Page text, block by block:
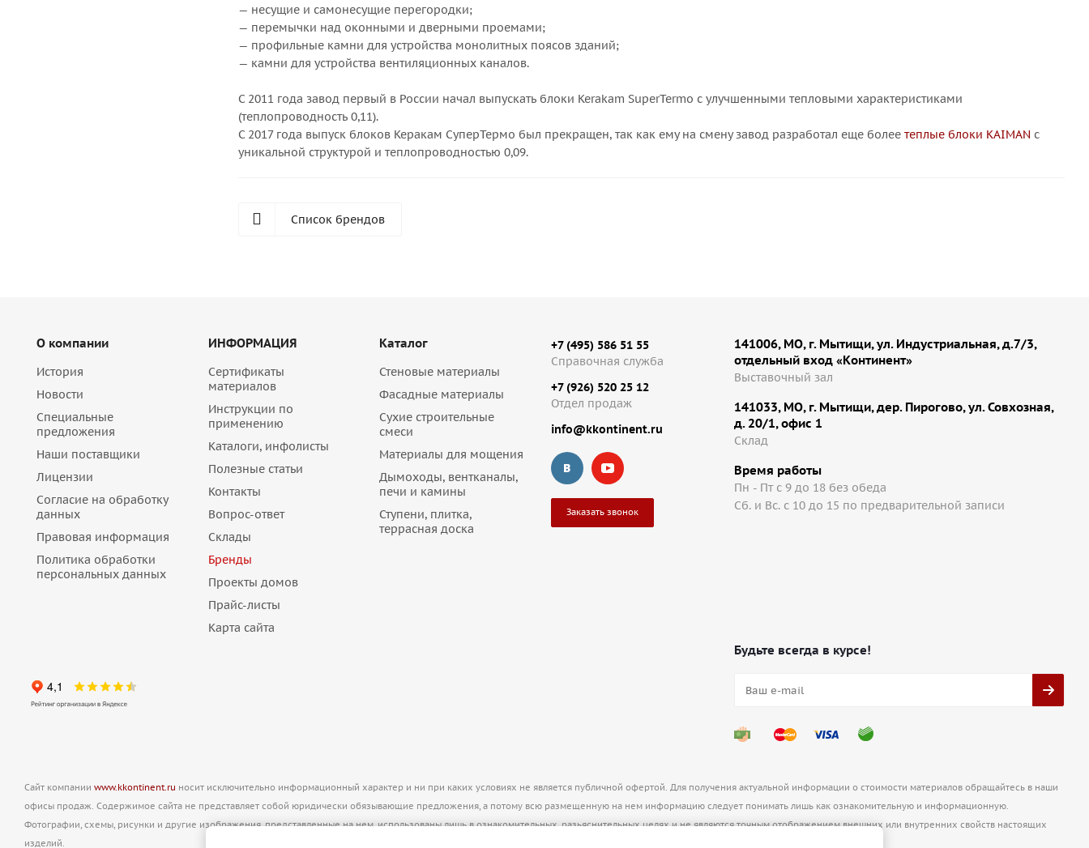
— несущие и самонесущие перегородки;
— перемычки над оконными и дверными проемами;
— профильные камни для устройства монолитных поясов зданий;
— камни для устройства вентиляционных каналов.
С 2011 года завод первый в России начал выпускать блоки Kerakam SuperTermo с улучшенными тепловыми характеристиками
(теплопроводность 0,11).
С 2017 года выпуск блоков Керакам СуперТермо был прекращен, так как ему на смену завод разработал еще более теплые блоки KAIMAN с
уникальной структурой и теплопроводностью 0,09.
Список брендов
О компании
История
Новости
Специальные
предложения
Наши поставщики
Лицензии
Согласие на обработку
данных
Правовая информация
Политика обработки
персональных данных
ИНФОРМАЦИЯ
Сертификаты
материалов
Инструкции по
применению
Каталоги, инфолисты
Полезные статьи
Контакты
Вопрос-ответ
Склады
Бренды
Проекты домов
Прайс-листы
Карта сайта
Каталог
Стеновые материалы
Фасадные материалы
Сухие строительные
смеси
Материалы для мощения
Дымоходы, вентканалы,
печи и камины
Ступени, плитка,
террасная доска
+7 (495) 586 51 55
Справочная служба
+7 (926) 520 25 12
Отдел продаж
info@kkontinent.ru
Заказать звонок
141006, МО, г. Мытищи, ул. Индустриальная, д.7/3,
отдельный вход «Континент»
Выставочный зал
141033, МО, г. Мытищи, дер. Пирогово, ул. Совхозная,
д. 20/1, офис 1
Cклад
Время работы
Пн - Пт с 9 до 18 без обеда
Сб. и Вс. с 10 до 15 по предварительной записи
Будьте всегда в курсе!
Сайт компании www.kkontinent.ru носит исключительно информационный характер и ни при каких условиях не является публичной офертой. Для получения актуальной информации о стоимости материалов обращайтесь в наши
офисы продаж. Содержимое сайта не представляет собой юридически обязывающие предложения, а потому всю размещенную на нем информацию следует понимать лишь как ознакомительную и информационную.
Фотографии, схемы, рисунки и другие изображения, представленные на нем, использованы лишь в ознакомительных, разьяснительных целях и не являются точным отображением внешних или внутренних свойств настоящих
изделий.